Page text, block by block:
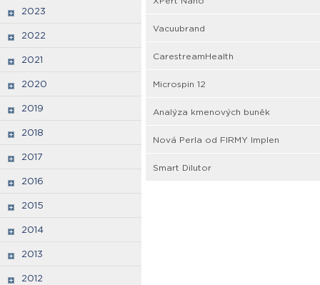
2023
2022
2021
2020
2019
2018
2017
2016
2015
2014
2013
2012
Vacuubrand
CarestreamHealth
Microspin 12
Analýza kmenových buněk
Nová Perla od FIRMY Implen
Smart Dilutor